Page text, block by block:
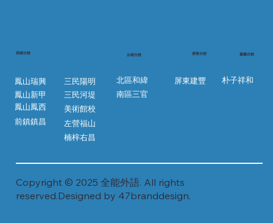
​高雄分校
三民陽明
三民河堤
左營福山
楠梓右昌
台南分校
鳳山瑞興
鳳山新甲
鳳山鳳西
前鎮鎮昌
北區和緯
南區三官
屏東分校
屏東建豐
嘉義分校
朴子祥和
Copyright © 2025 全能外語. All rights
reserved.Designed by 47branddesign.